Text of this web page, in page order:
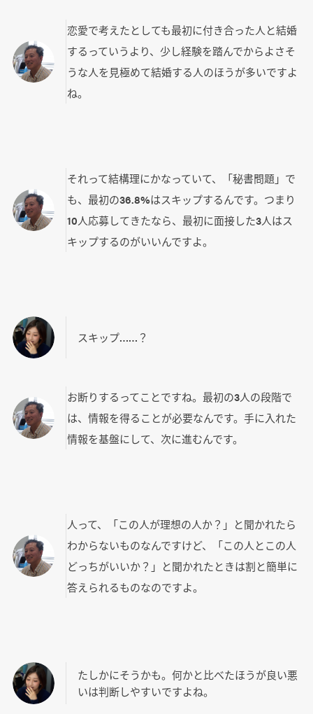
恋愛で考えたとしても最初に付き合った人と結婚
するっていうより、少し経験を踏んでからよさそ
うな人を見極めて結婚する人のほうが多いですよ
ね。
それって結構理にかなっていて、「秘書問題」で
も、最初の36.8%はスキップするんです。つまり
10人応募してきたなら、最初に面接した3人はス
キップするのがいいんですよ。
スキップ……？
お断りするってことですね。最初の3人の段階で
は、情報を得ることが必要なんです。手に入れた
情報を基盤にして、次に進むんです。
人って、「この人が理想の人か？」と聞かれたら
わからないものなんですけど、「この人とこの人
どっちがいいか？」と聞かれたときは割と簡単に
答えられるものなのですよ。
たしかにそうかも。何かと比べたほうが良い悪
いは判断しやすいですよね。